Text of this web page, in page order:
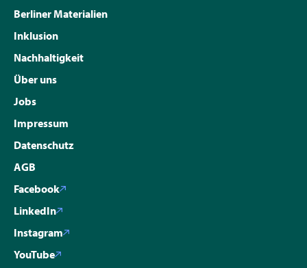
Berliner Materialien
Inklusion
Nachhaltigkeit
Über uns
Jobs
Impressum
Datenschutz
AGB
Facebook
LinkedIn
Instagram
YouTube